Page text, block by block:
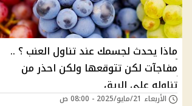
ماذا يحدث لجسمك عند تناول العنب ؟ ..
مفاجآت لكن تتوقعها ولكن احذر من
تناوله على الريق
الأربعاء 21/مايو/2025 - 08:00 ص